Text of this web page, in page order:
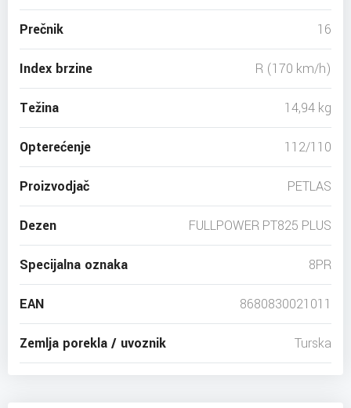
Prečnik 16
Index brzine R (170 km/h)
Težina 14,94 kg
Opterećenje 112/110
Proizvodjač PETLAS
Dezen FULLPOWER PT825 PLUS
Specijalna oznaka 8PR
EAN 8680830021011
Zemlja porekla / uvoznik Turska